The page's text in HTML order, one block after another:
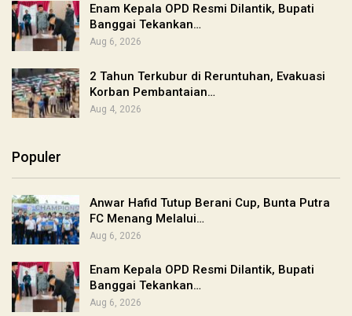
Enam Kepala OPD Resmi Dilantik, Bupati
Banggai Tekankan…
Aug 6, 2026
2 Tahun Terkubur di Reruntuhan, Evakuasi
Korban Pembantaian…
Aug 4, 2026
Populer
Anwar Hafid Tutup Berani Cup, Bunta Putra
FC Menang Melalui…
Aug 6, 2026
Enam Kepala OPD Resmi Dilantik, Bupati
Banggai Tekankan…
Aug 6, 2026